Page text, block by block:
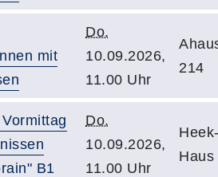
mit
Do.
10.09.2026,
11.00 Uhr
214
B1
Do.
10.09.2026,
11.00 Uhr